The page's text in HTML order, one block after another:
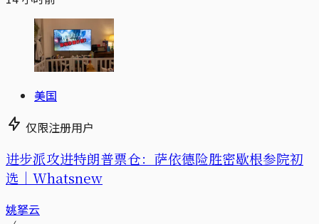
美国
仅限注册用户
进步派攻进特朗普票仓：萨依德险胜密歇根参院初
选｜Whatsnew
姚拏云